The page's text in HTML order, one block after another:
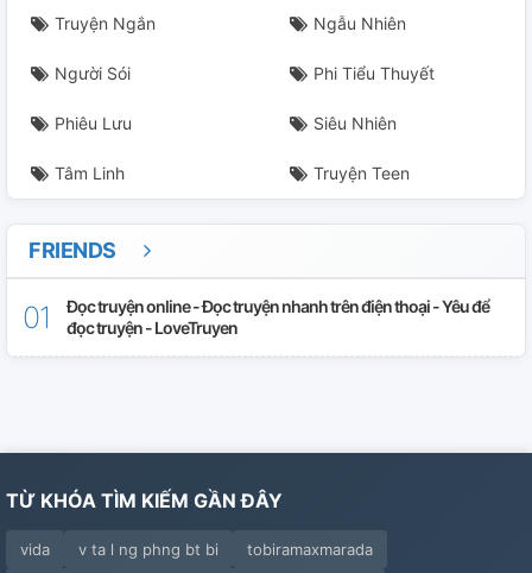
Truyện Ngắn Ngẫu Nhiên
Người Sói Phi Tiểu Thuyết
Phiêu Lưu Siêu Nhiên
Tâm Linh Truyện Teen
FRIENDS
Đọc truyện online - Đọc truyện nhanh trên điện thoại - Yêu để
đọc truyện - LoveTruyen
TỪ KHÓA TÌM KIẾM GẦN ĐÂY
vida v ta l ng phng bt bi
tobiramaxmarada